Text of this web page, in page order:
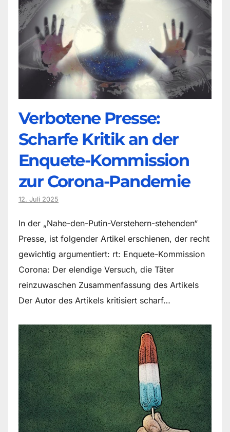
Verbotene Presse:
Scharfe Kritik an der
Enquete-Kommission
zur Corona-Pandemie
12. Juli 2025
In der „Nahe-den-Putin-Verstehern-stehenden“
Presse, ist folgender Artikel erschienen, der recht
gewichtig argumentiert: rt: Enquete-Kommission
Corona: Der elendige Versuch, die Täter
reinzuwaschen Zusammenfassung des Artikels
Der Autor des Artikels kritisiert scharf…